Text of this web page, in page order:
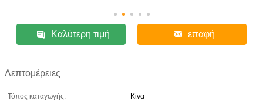
Καλύτερη τιμή επαφή
Λεπτομέρειες
Τόπος καταγωγής:
Κίνα